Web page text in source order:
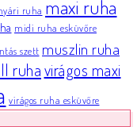
ruha maxi ruha
midi ruha esküvőre
szett muszlin ruha
ruhavirágos maxi
virágos ruha esküvőre